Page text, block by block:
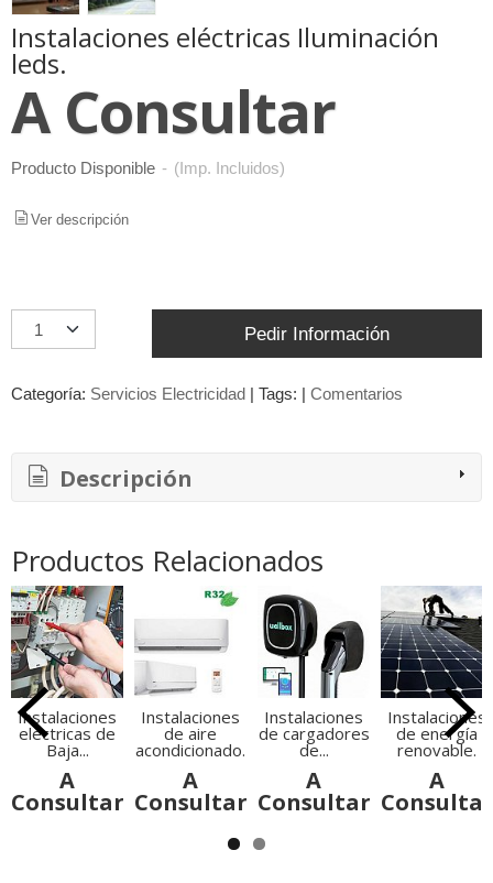
Instalaciones eléctricas Iluminación
leds.
A Consultar
Producto Disponible - (Imp. Incluidos)
Ver descripción
Pedir Información
Categoría: Servicios Electricidad | Tags: | Comentarios
Descripción
Productos Relacionados
Instalaciones
eléctricas de
Baja...
A
Consultar
Instalaciones
de aire
acondicionado.
A
Consultar
Instalaciones
de cargadores
de...
A
Consultar
Instalaciones
de energía
renovable.
A
Consultar